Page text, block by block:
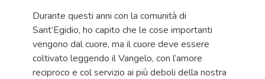
Durante questi anni con la comunità di
Sant’Egidio, ho capito che le cose importanti
vengono dal cuore, ma il cuore deve essere
coltivato leggendo il Vangelo, con l’amore
reciproco e col servizio ai più deboli della nostra